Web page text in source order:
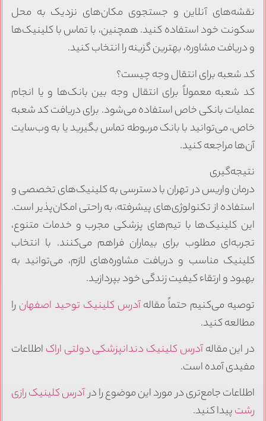
نقشه‌های آنلاین و جستجوی مکان‌های نزدیک به محل
سکونت خود استفاده کنید. همچنین، با تماس با کلینیک‌ها
و دریافت مشاوره، بهترین گزینه را انتخاب کنید.
کد شعبه برای انتقال وجه چیست؟
کد شعبه معمولاً برای انتقال وجه بین بانک‌ها و یا انجام
عملیات بانکی خاص استفاده می‌شود. برای دریافت کد شعبه
خاص، می‌توانید با بانک مربوطه تماس بگیرید یا به وب‌سایت
آن‌ها مراجعه کنید.
نتیجه‌گیری
درمان واریس در تهران با دسترسی به کلینیک‌های تخصصی و
استفاده از تکنولوژی‌های پیشرفته، به راحتی امکان‌پذیر است.
این کلینیک‌ها با تیم‌های پزشکی مجرب و خدمات متنوع،
تجربه‌ای مطلوب برای بیماران فراهم می‌کنند. با انتخاب
کلینیک مناسب و دریافت مشاوره‌های لازم، می‌توانید به
بهبود و ارتقاء کیفیت زندگی خود بپردازید.
توصیه می‌کنیم حتماً مقالهآدرس کلینیک توحید اصفهانرا
مطالعه کنید.
در این مقالهآدرس کلینیک دندانپزشکی دولتی اراکاطلاعات
مفیدی آمده است.
اطلاعات جامع‌تری در مورد این موضوع را درآدرس کلینیک رازی
رشتپیدا کنید.